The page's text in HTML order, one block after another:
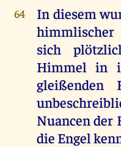
64
In diesem
sich
Himmel in
gleißenden
Nuancen der
die Engel